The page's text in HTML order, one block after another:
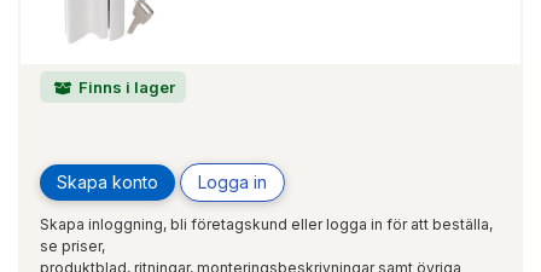
Finns i lager
Skapa konto Logga in
Skapa inloggning, bli företagskund eller logga in för att beställa,
se priser,
produktblad, ritningar, monteringsbeskrivningar samt övriga